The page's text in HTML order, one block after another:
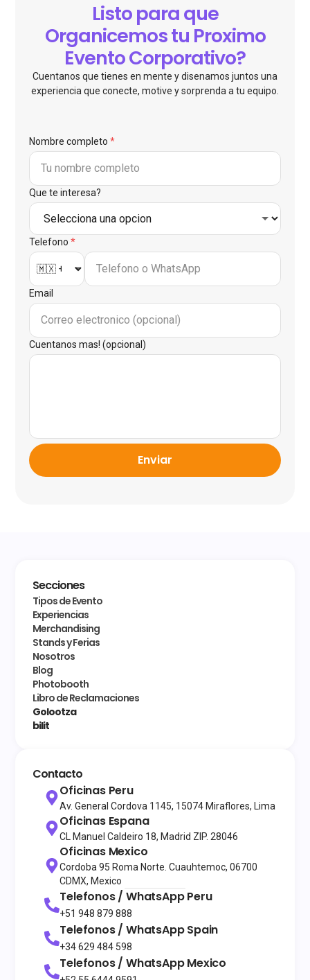
Listo para que
Organicemos tu Proximo
Evento Corporativo?
Cuentanos que tienes en mente y disenamos juntos una
experiencia que conecte, motive y sorprenda a tu equipo.
Nombre completo *
Que te interesa?
Telefono *
Email
Cuentanos mas! (opcional)
Enviar
Secciones
Tipos de Evento
Experiencias
Merchandising
Stands y Ferias
Nosotros
Blog
Photobooth
Libro de Reclamaciones
Golootza
bilit
Contacto
Oficinas Peru
Av. General Cordova 1145, 15074 Miraflores, Lima
Oficinas Espana
CL Manuel Caldeiro 18, Madrid ZIP. 28046
Oficinas Mexico
Cordoba 95 Roma Norte. Cuauhtemoc, 06700
CDMX, Mexico
Telefonos / WhatsAppPeru
+51 948 879 888
Telefonos / WhatsAppSpain
+34 629 484 598
Telefonos / WhatsAppMexico